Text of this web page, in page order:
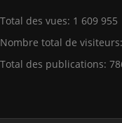
Total des vues: 1 609 955
Nombre total de visiteurs:
Total des publications: